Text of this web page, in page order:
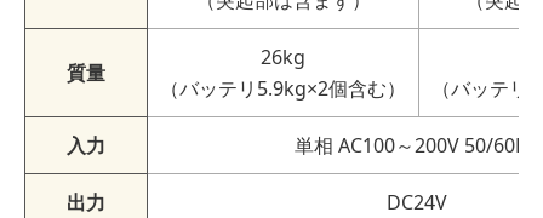
質量
26kg
（バッテリ5.9kg×2個含む）
（バッテ
入力 単相 AC100～200V 50/60Hz
出力 DC24V